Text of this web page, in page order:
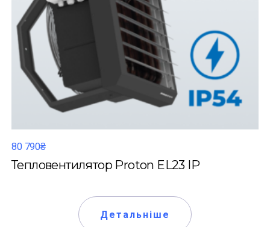
80 790₴
Тепловентилятор Proton EL23 IP
Детальніше